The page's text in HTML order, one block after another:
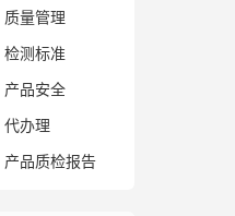
质量管理
检测标准
产品安全
代办理
产品质检报告